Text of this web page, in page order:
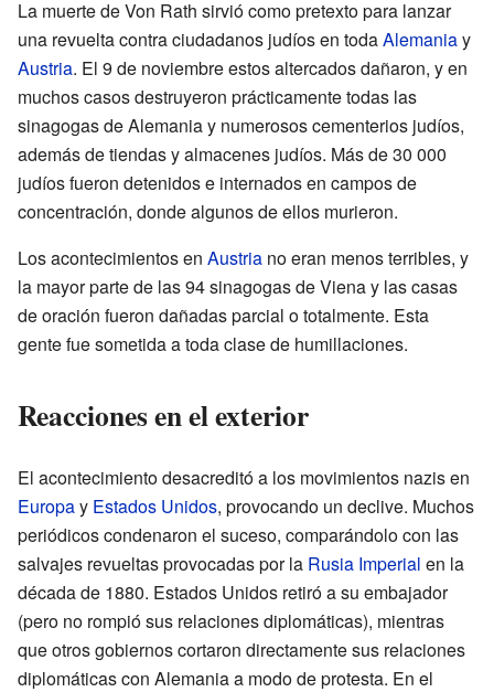
La muerte de Von Rath sirvió como pretexto para lanzar
una revuelta contra ciudadanos judíos en todaAlemaniay
Austria. El 9 de noviembre estos altercados dañaron, y en
muchos casos destruyeron prácticamente todas las
sinagogas de Alemania y numerosos cementerios judíos,
además de tiendas y almacenes judíos. Más de 30 000
judíos fueron detenidos e internados en campos de
concentración, donde algunos de ellos murieron.
Los acontecimientos en Austria no eran menos terribles, y
la mayor parte de las 94 sinagogas de Viena y las casas
de oración fueron dañadas parcial o totalmente. Esta
gente fue sometida a toda clase de humillaciones.
Reacciones en el exterior
El acontecimiento desacreditó a los movimientos nazis en
Europay Estados Unidos, provocando un declive. Muchos
periódicos condenaron el suceso, comparándolo con las
salvajes revueltas provocadas por la Rusia Imperial en la
década de 1880. Estados Unidos retiró a su embajador
(pero no rompió sus relaciones diplomáticas), mientras
que otros gobiernos cortaron directamente sus relaciones
diplomáticas con Alemania a modo de protesta. En el